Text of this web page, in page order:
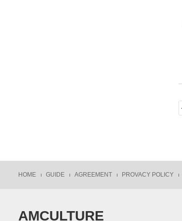
HOME GUIDE AGREEMENT PROVACY POLICY
AMCULTURE